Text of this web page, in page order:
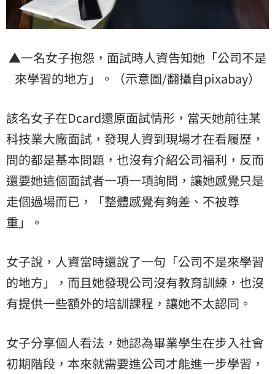
▲一名女子抱怨，面試時人資告知她「公司不是
來學習的地方」。（示意圖/翻攝自pixabay）
該名女子在Dcard還原面試情形，當天她前往某
科技業大廠面試，發現人資到現場才在看履歷，
問的都是基本問題，也沒有介紹公司福利，反而
還要她這個面試者一項一項詢問，讓她感覺只是
走個過場而已，「整體感覺有夠差、不被尊
重」。
女子說，人資當時還說了一句「公司不是來學習
的地方」，而且她發現公司沒有教育訓練，也沒
有提供一些額外的培訓課程，讓她不太認同。
女子分享個人看法，她認為畢業學生在步入社會
初期階段，本來就需要進公司才能進一步學習，